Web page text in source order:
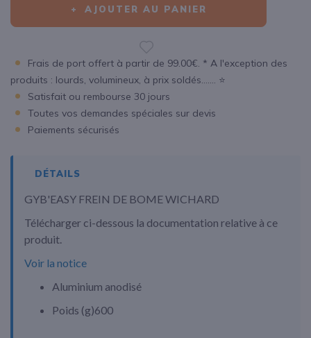
AJOUTER AU PANIER
Frais de port offert à partir de 99.00€. * A l'exception des
produits : lourds, volumineux, à prix soldés....... ⭐
Satisfait ou rembourse 30 jours
Toutes vos demandes spéciales sur devis
Paiements sécurisés
DÉTAILS
GYB'EASY FREIN DE BOME WICHARD
Télécharger ci-dessous la documentation relative à ce
produit.
Voir la notice
Aluminium anodisé
Poids (g)600